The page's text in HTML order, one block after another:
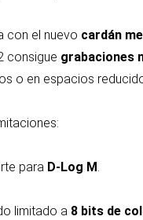
con el nuevo cardán
consigue grabaciones
o en espacios
para D-Log M .
limitado a 8 bits de